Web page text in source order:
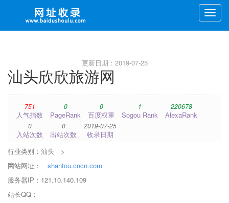
Toggle
更新日期：2019-07-25
汕头欣欣旅游网
751
人气指数
0
PageRank
0
百度权重
1
Sogou Rank
220678
AlexaRank
0
入站次数
0
出站次数
2019-07-25
收录日期
行业类别： 汕头
>
网站网址：
shantou.cncn.com
服务器IP：121.10.140.109
站长QQ：